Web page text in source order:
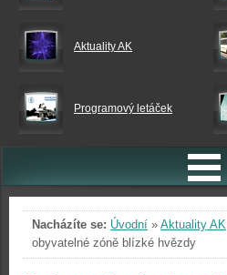
Aktuality AK
Programový letáček
Nacházíte se: Úvodní » Aktuality AK
obyvatelné zóně blízké hvězdy